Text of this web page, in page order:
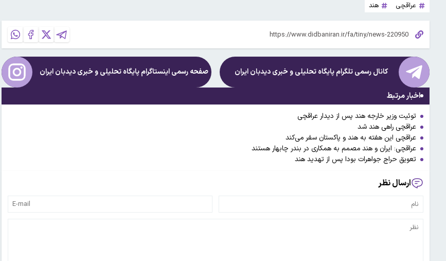
عراقچی هند
کانال رسمی تلگرام پایگاه تحلیلی و خبریدیدبان ایران صفحه رسمی اینستاگرام پایگاه تحلیلی و خبریدیدبان ایران
اخبار مرتبط
توئیت وزیر خارجه هند پس از دیدار عراقچی
عراقچی راهی هند شد
عراقچی این هفته به هند و پاکستان سفر می‌کند
عراقچی: ایران و هند مصمم به همکاری در بندر چابهار هستند
تعویق حراج جواهرات بودا پس از تهدید هند
ارسال نظر